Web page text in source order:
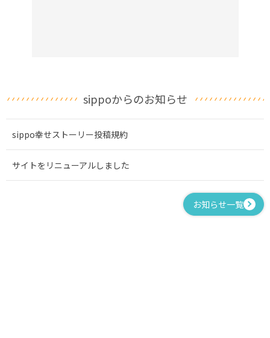
sippoからのお知らせ
sippo幸せストーリー投稿規約
サイトをリニューアルしました
お知らせ一覧